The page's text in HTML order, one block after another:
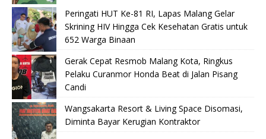
Peringati HUT Ke-81 RI, Lapas Malang Gelar
Skrining HIV Hingga Cek Kesehatan Gratis untuk
652 Warga Binaan
Gerak Cepat Resmob Malang Kota, Ringkus
Pelaku Curanmor Honda Beat di Jalan Pisang
Candi
Wangsakarta Resort & Living Space Disomasi,
Diminta Bayar Kerugian Kontraktor